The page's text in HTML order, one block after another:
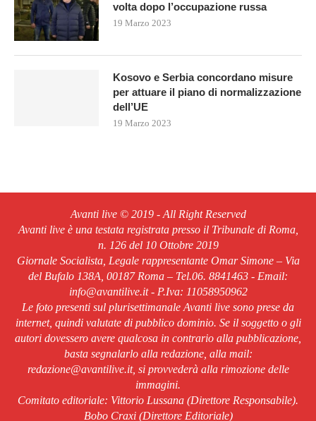
volta dopo l’occupazione russa
19 Marzo 2023
Kosovo e Serbia concordano misure
per attuare il piano di normalizzazione
dell’UE
19 Marzo 2023
Avanti live © 2019 - All Right Reserved
Avanti live è una testata registrata presso il Tribunale di Roma,
n. 126 del 10 Ottobre 2019
Giornale Socialista, Legale rappresentante Omar Simone – Via
del Bufalo 138A, 00187 Roma – Tel.06. 8841463 - Email:
info@avantilive.it - P.Iva: 11058950962
Le foto presenti sul plurisettimanale Avanti live sono prese da
internet, quindi valutate di pubblico dominio. Se il soggetto o gli
autori dovessero avere qualcosa in contrario alla pubblicazione,
basta segnalarlo alla redazione, alla mail:
redazione@avantilive.it, si provvederà alla rimozione delle
immagini.
Comitato editoriale: Vittorio Lussana (Direttore Responsabile).
Bobo Craxi (Direttore Editoriale)